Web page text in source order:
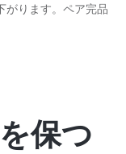
がります。ペア完品
保つ